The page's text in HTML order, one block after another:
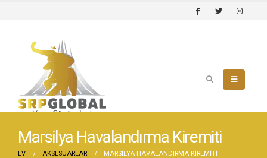
Marsilya Havalandırma Kiremiti
EV AKSESUARLAR MARSILYA HAVALANDIRMA KIREMITI